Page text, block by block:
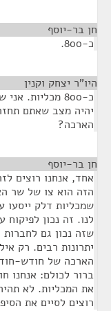
חן בר-יוסף
כ-800.
היו"ר יצחק וקנין
כ-800
יהיה מצב שאתם
הארכה?
חן בר-יוסף
אחד, אנחנו רוצים
הזה הוא צו של שר
שמכליות דלק ייסעו
לנו. זה נכון
שזה נכון גם
יתרונות רבים. רק
הארכה של חודש-
ברור לכולם: אנחנו
את המכליות. לא
רוצים לסיים את